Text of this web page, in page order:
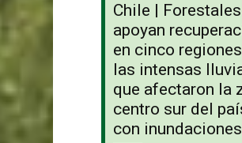
Chile | Forestales
apoyan
en cinco
las intensas
que afectaron la
centro sur del
con inundaciones